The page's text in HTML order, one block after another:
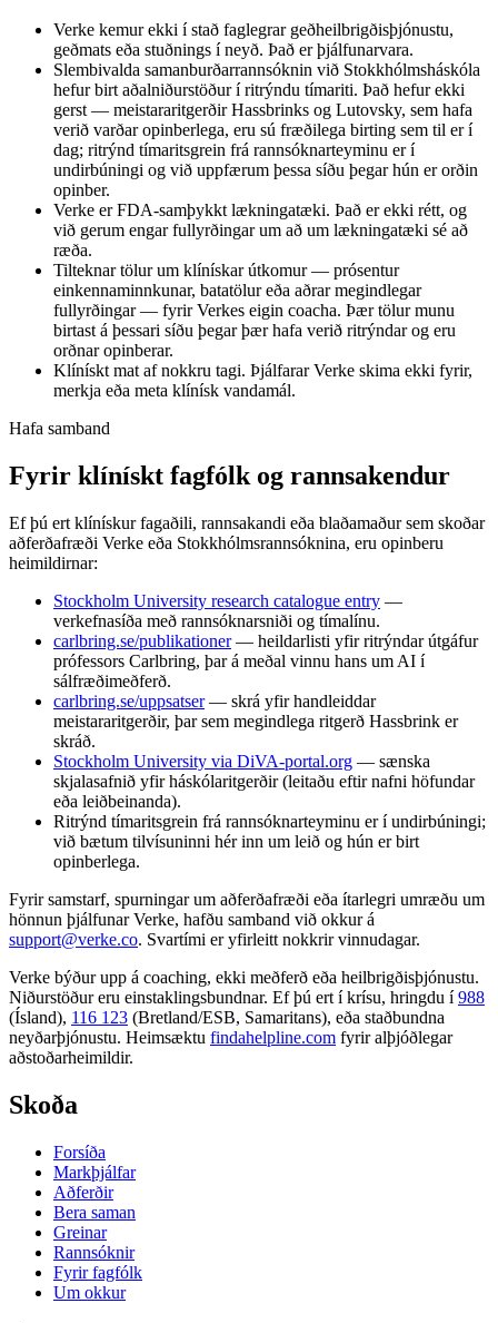
Verke kemur ekki í stað faglegrar geðheilbrigðisþjónustu,
geðmats eða stuðnings í neyð. Það er þjálfunarvara.
Slembivalda samanburðarrannsóknin við Stokkhólmsháskóla
hefur birt aðalniðurstöður í ritrýndu tímariti. Það hefur ekki
gerst — meistararitgerðir Hassbrinks og Lutovsky, sem hafa
verið varðar opinberlega, eru sú fræðilega birting sem til er í
dag; ritrýnd tímaritsgrein frá rannsóknarteyminu er í
undirbúningi og við uppfærum þessa síðu þegar hún er orðin
opinber.
Verke er FDA-samþykkt lækningatæki. Það er ekki rétt, og
við gerum engar fullyrðingar um að um lækningatæki sé að
ræða.
Tilteknar tölur um klínískar útkomur — prósentur
einkennaminnkunar, batatölur eða aðrar megindlegar
fullyrðingar — fyrir Verkes eigin coacha. Þær tölur munu
birtast á þessari síðu þegar þær hafa verið ritrýndar og eru
orðnar opinberar.
Klínískt mat af nokkru tagi. Þjálfarar Verke skima ekki fyrir,
merkja eða meta klínísk vandamál.
Hafa samband
Fyrir klínískt fagfólk og rannsakendur
Ef þú ert klínískur fagaðili, rannsakandi eða blaðamaður sem skoðar
aðferðafræði Verke eða Stokkhólmsrannsóknina, eru opinberu
heimildirnar:
Stockholm University research catalogue entry —
verkefnasíða með rannsóknarsniði og tímalínu.
carlbring.se/publikationer — heildarlisti yfir ritrýndar útgáfur
prófessors Carlbring, þar á meðal vinnu hans um AI í
sálfræðimeðferð.
carlbring.se/uppsatser — skrá yfir handleiddar
meistararitgerðir, þar sem megindlega ritgerð Hassbrink er
skráð.
Stockholm University via DiVA-portal.org — sænska
skjalasafnið yfir háskólaritgerðir (leitaðu eftir nafni höfundar
eða leiðbeinanda).
Ritrýnd tímaritsgrein frá rannsóknarteyminu er í undirbúningi;
við bætum tilvísuninni hér inn um leið og hún er birt
opinberlega.
Fyrir samstarf, spurningar um aðferðafræði eða ítarlegri umræðu um
hönnun þjálfunar Verke, hafðu samband við okkur á
support@verke.co. Svartími er yfirleitt nokkrir vinnudagar.
Verke býður upp á coaching, ekki meðferð eða heilbrigðisþjónustu.
Niðurstöður eru einstaklingsbundnar. Ef þú ert í krísu, hringdu í 988
(Ísland), 116 123 (Bretland/ESB, Samaritans), eða staðbundna
neyðarþjónustu. Heimsæktu findahelpline.com fyrir alþjóðlegar
aðstoðarheimildir.
Skoða
Forsíða
Markþjálfar
Aðferðir
Bera saman
Greinar
Rannsóknir
Fyrir fagfólk
Um okkur